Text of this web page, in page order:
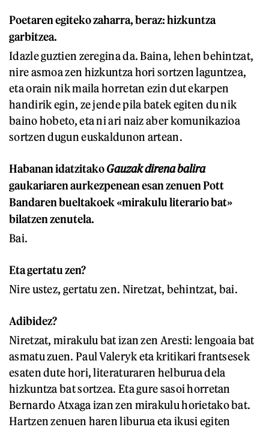
Poetaren egiteko zaharra, beraz: hizkuntza
garbitzea.
Idazle guztien zeregina da. Baina, lehen behintzat,
nire asmoa zen hizkuntza hori sortzen laguntzea,
eta orain nik maila horretan ezin dut ekarpen
handirik egin, ze jende pila batek egiten du nik
baino hobeto, eta ni ari naiz aber komunikazioa
sortzen dugun euskaldunon artean.
Habanan idatzitakoGauzak direna balira
gaukariaren aurkezpenean esan zenuen Pott
Bandaren bueltakoek «mirakulu literario bat»
bilatzen zenutela.
Bai.
Eta gertatu zen?
Nire ustez, gertatu zen. Niretzat, behintzat, bai.
Adibidez?
Niretzat, mirakulu bat izan zen Aresti: lengoaia bat
asmatu zuen. Paul Valeryk eta kritikari frantsesek
esaten dute hori, literaturaren helburua dela
hizkuntza bat sortzea. Eta gure sasoi horretan
Bernardo Atxaga izan zen mirakulu horietako bat.
Hartzen zenuen haren liburua eta ikusi egiten